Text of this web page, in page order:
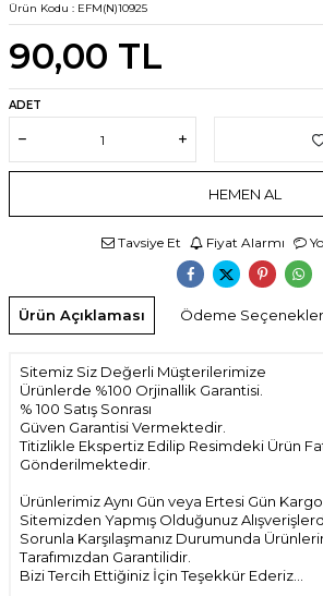
Ürün Kodu : EFM(N)10925
90,00 TL
ADET
HEMEN AL
Tavsiye Et Fiyat Alarmı
Ürün Açıklaması Ödeme
Sitemiz Siz Değerli Müşterilerimize
Ürünlerde %100 Orjinallik Garantisi.
% 100 Satış Sonrası
Güven Garantisi Vermektedir.
Titizlikle Ekspertiz Edilip Resimdeki Ürün
Gönderilmektedir.
Ürünlerimiz Aynı Gün veya Ertesi Gün Kargo
Sitemizden Yapmış Olduğunuz
Sorunla Karşılaşmanız Durumunda
Tarafımızdan Garantilidir.
Bizi Tercih Ettiğiniz İçin Teşekkür Ederiz...